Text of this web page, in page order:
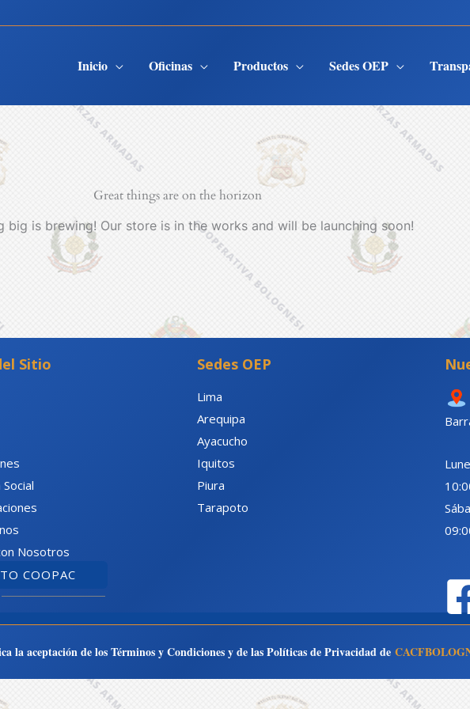
Inicio Oficinas Productos Sedes OEP
Great things are on the horizon
big is brewing! Our store is in the works and will be launching soon!
Sitio
Nosotros
Sedes OEP
Lima
Arequipa
Ayacucho
Iquitos
Piura
Tarapoto
COOPAC
la aceptación de los Términos y Condiciones y de las Políticas de Privacidad de